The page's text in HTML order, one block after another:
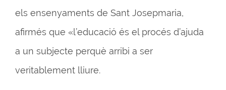
els ensenyaments de Sant Josepmaria,
afirmés que «l’educació és el procés d’ajuda
a un subjecte perquè arribi a ser
veritablement lliure.